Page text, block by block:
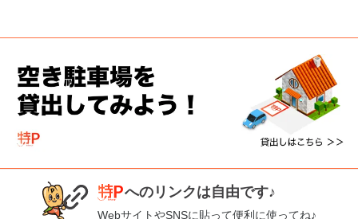
へのリンクは自由です♪
WebサイトやSNSに貼って便利に使ってね♪